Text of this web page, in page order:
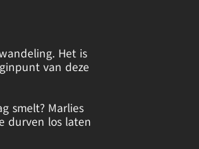
Het is
van deze
smelt? Marlies
durven los laten